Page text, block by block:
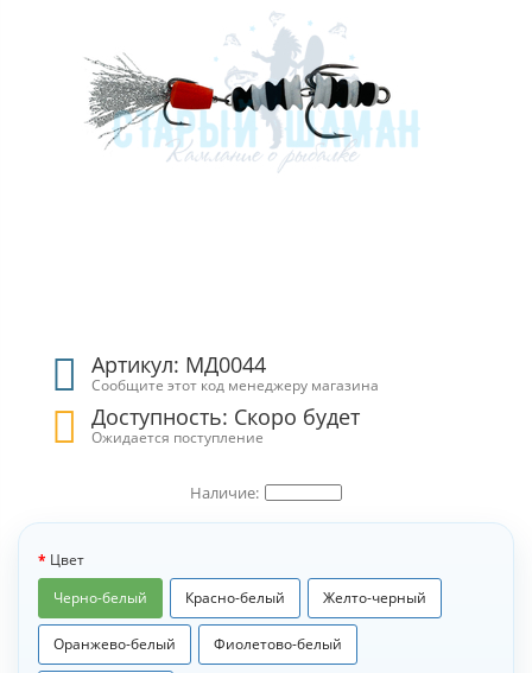
Артикул: МД0044
Сообщите этот код менеджеру магазина
Доступность: Скоро будет
Ожидается поступление
Цвет
Черно-белый
Красно-белый Желто-черный
Оранжево-белый Фиолетово-белый